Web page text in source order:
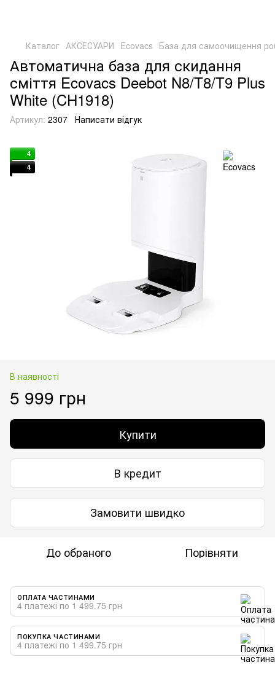
Каталог АКСЕСУАРИ Ecovacs База для самоочищення
Автоматична база для скидання
сміття Ecovacs Deebot N8/T8/T9 Plus
White (CH1918)
Артикул: 2307 Написати відгук
4
4
В наявності
5 999 грн
Купити
В кредит
Замовити швидко
До обраного Порівняти
ОПЛАТА ЧАСТИНАМИ
4 платежі по 1 499.75 грн
ПОКУПКА ЧАСТИНАМИ
4 платежі по 1 499.75 грн